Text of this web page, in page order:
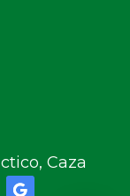
Caza